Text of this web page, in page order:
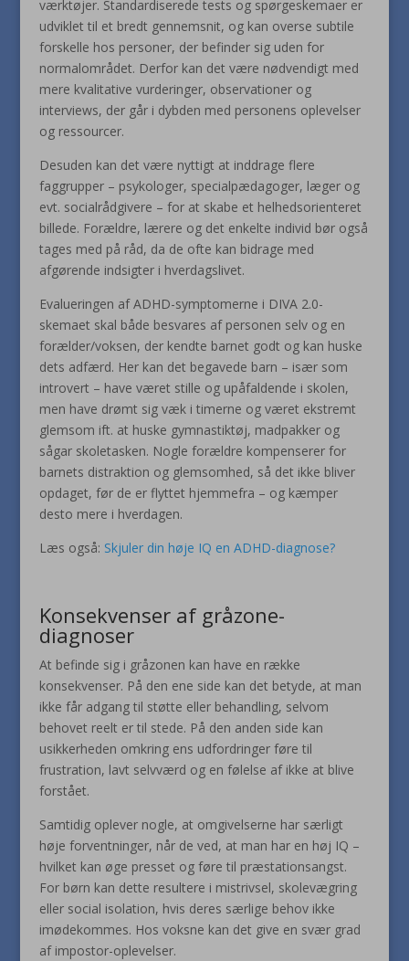
værktøjer. Standardiserede tests og spørgeskemaer er
udviklet til et bredt gennemsnit, og kan overse subtile
forskelle hos personer, der befinder sig uden for
normalområdet. Derfor kan det være nødvendigt med
mere kvalitative vurderinger, observationer og
interviews, der går i dybden med personens oplevelser
og ressourcer.
Desuden kan det være nyttigt at inddrage flere
faggrupper – psykologer, specialpædagoger, læger og
evt. socialrådgivere – for at skabe et helhedsorienteret
billede. Forældre, lærere og det enkelte individ bør også
tages med på råd, da de ofte kan bidrage med
afgørende indsigter i hverdagslivet.
Evalueringen af ADHD-symptomerne i DIVA 2.0-
skemaet skal både besvares af personen selv og en
forælder/voksen, der kendte barnet godt og kan huske
dets adfærd. Her kan det begavede barn – især som
introvert – have været stille og upåfaldende i skolen,
men have drømt sig væk i timerne og været ekstremt
glemsom ift. at huske gymnastiktøj, madpakker og
sågar skoletasken. Nogle forældre kompenserer for
barnets distraktion og glemsomhed, så det ikke bliver
opdaget, før de er flyttet hjemmefra – og kæmper
desto mere i hverdagen.
Læs også: Skjuler din høje IQ en ADHD-diagnose?
Konsekvenser af gråzone-
diagnoser
At befinde sig i gråzonen kan have en række
konsekvenser. På den ene side kan det betyde, at man
ikke får adgang til støtte eller behandling, selvom
behovet reelt er til stede. På den anden side kan
usikkerheden omkring ens udfordringer føre til
frustration, lavt selvværd og en følelse af ikke at blive
forstået.
Samtidig oplever nogle, at omgivelserne har særligt
høje forventninger, når de ved, at man har en høj IQ –
hvilket kan øge presset og føre til præstationsangst.
For børn kan dette resultere i mistrivsel, skolevægring
eller social isolation, hvis deres særlige behov ikke
imødekommes. Hos voksne kan det give en svær grad
af impostor-oplevelser.